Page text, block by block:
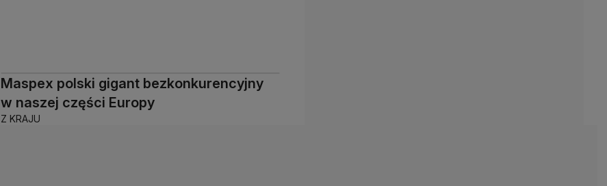
Maspex polski gigant bezkonkurencyjny
w naszej części Europy
Z KRAJU